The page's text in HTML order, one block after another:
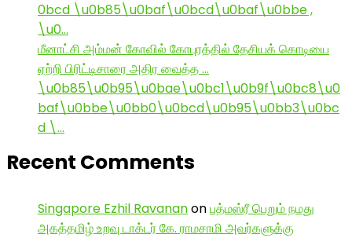
0bcd \u0b85\u0baf\u0bcd\u0baf\u0bbe ,
\u0…
மீனாட்சி அம்மன் கோவில் கோபுரத்தில் தேசியக் கொடியை
ஏற்றி பிரிட்டிசாரை அதிர வைத்த …
\u0b85\u0b95\u0bae\u0bc1\u0b9f\u0bc8\u0
baf\u0bbe\u0bb0\u0bcd\u0b95\u0bb3\u0bc
d \…
Recent Comments
Singapore Ezhil Ravananonபத்மஸ்ரீ பெறும் நமது
அகத்தமிழ் உறவு டாக்டர் கே. ராமசாமி அவர்களுக்கு